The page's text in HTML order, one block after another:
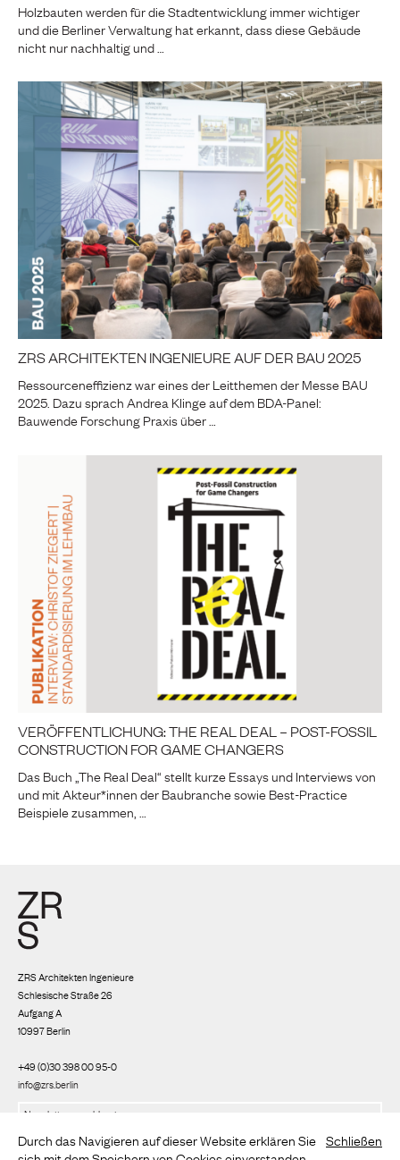
Holzbauten werden für die Stadtentwicklung immer wichtiger
und die Berliner Verwaltung hat erkannt, dass diese Gebäude
nicht nur nachhaltig und …
ZRS ARCHITEKTEN INGENIEURE AUF DER BAU 2025
Ressourceneffizienz war eines der Leitthemen der Messe BAU
2025. Dazu sprach Andrea Klinge auf dem BDA-Panel:
Bauwende Forschung Praxis über …
VERÖFFENTLICHUNG: THE REAL DEAL – POST-FOSSIL
CONSTRUCTION FOR GAME CHANGERS
Das Buch „The Real Deal“ stellt kurze Essays und Interviews von
und mit Akteur*innen der Baubranche sowie Best-Practice
Beispiele zusammen, …
ZRS Architekten Ingenieure
Schlesische Straße 26
Aufgang A
10997 Berlin
+49 (0)30 398 00 95-0
info@zrs.berlin
Wir nutzen Rapidmail Datenschutzbestimmungen
Durch das Navigieren auf dieser Website erklären Sie Schließen